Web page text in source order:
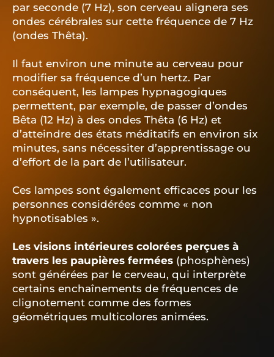
par seconde (7 Hz), son cerveau alignera ses
ondes cérébrales sur cette fréquence de 7 Hz
(ondes Thêta).
Il faut environ une minute au cerveau pour
modifier sa fréquence d’un hertz. Par
conséquent, les lampes hypnagogiques
permettent, par exemple, de passer d’ondes
Bêta (12 Hz) à des ondes Thêta (6 Hz) et
d’atteindre des états méditatifs en environ six
minutes, sans nécessiter d’apprentissage ou
d’effort de la part de l’utilisateur.
Ces lampes sont également efficaces pour les
personnes considérées comme « non
hypnotisables ».
Les visions intérieures colorées perçues à
travers les paupières fermées (phosphènes)
sont générées par le cerveau, qui interprète
certains enchaînements de fréquences de
clignotement comme des formes
géométriques multicolores animées.